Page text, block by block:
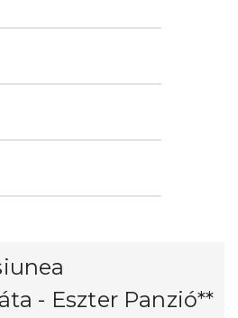
- Eszter Panzió**